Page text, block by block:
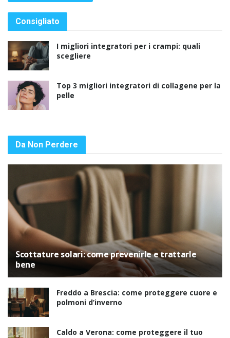
Consigliato
I migliori integratori per i crampi: quali
scegliere
Top 3 migliori integratori di collagene per la
pelle
Da Non Perdere
Scottature solari: come prevenirle e trattarle
bene
Freddo a Brescia: come proteggere cuore e
polmoni d’inverno
Caldo a Verona: come proteggere il tuo